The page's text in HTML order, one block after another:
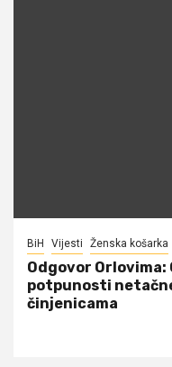
BiH Vijesti Ženska košarka
Odgovor Orlovima:
potpunosti
činjenicama